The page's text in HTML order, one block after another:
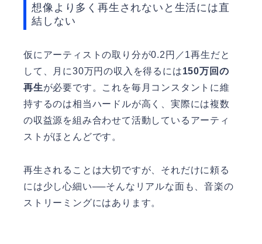
想像より多く再生されないと生活には直
結しない
仮にアーティストの取り分が0.2円／1再生だと
して、月に30万円の収入を得るには150万回の
再生が必要です。これを毎月コンスタントに維
持するのは相当ハードルが高く、実際には複数
の収益源を組み合わせて活動しているアーティ
ストがほとんどです。
再生されることは大切ですが、それだけに頼る
には少し心細い──そんなリアルな面も、音楽の
ストリーミングにはあります。